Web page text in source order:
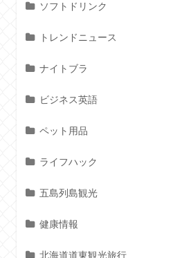
ソフトドリンク
トレンドニュース
ナイトブラ
ビジネス英語
ペット用品
ライフハック
五島列島観光
健康情報
北海道道東観光旅行